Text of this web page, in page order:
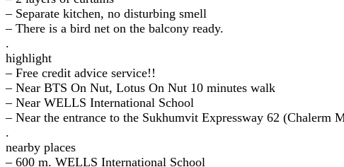
– Separate kitchen, no disturbing smell
– There is a bird net on the balcony ready.
.
highlight
– Free credit advice service!!
– Near BTS On Nut, Lotus On Nut 10 minutes walk
– Near WELLS International School
– Near the entrance to the Sukhumvit Expressway 62 (Chalerm
.
nearby places
– 600 m. WELLS International School